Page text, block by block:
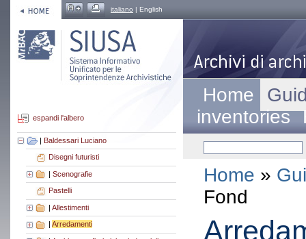
italiano | English
espandi l'albero
| Baldessari Luciano
Disegni futuristi
| Scenografie
Pastelli
| Allestimenti
Arredamenti
Home
inventories
Home »
Fond